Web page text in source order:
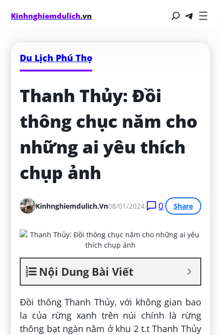
Kinhnghiemdulich.vn
Du Lịch Phú Thọ
Thanh Thủy: Đồi
thông chục năm cho
những ai yêu thích
chụp ảnh
Kinhnghiemdulich.vn08/01/2024 0 Share
Nội Dung Bài Viết
Đồi thông Thanh Thủy, với không gian bao
la của rừng xanh trên núi chính là rừng
thông bạt ngàn nằm ở khu 2 t.t Thanh Thủy